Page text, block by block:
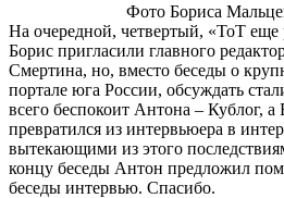
Фото Бориса
На очередной, четвертый, «ТоТ еще
Борис пригласили главного
Смертина, но, вместо беседы о
портале юга России, обсуждать
всего беспокоит Антона – Кублог,
превратился из интервьюера в
вытекающими из этого
концу беседы Антон предложил
беседы интервью. Спасибо.